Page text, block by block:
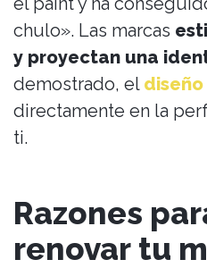
chulo». Las marcas
y proyectan una
demostrado, el
directamente en la
ti.
Razones
renovar tu